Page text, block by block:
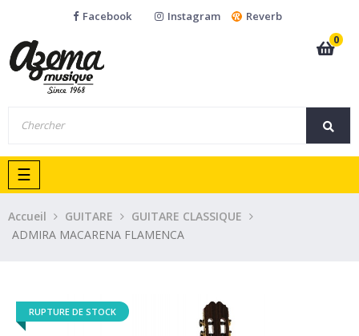
Facebook Instagram
Reverb
0
Basculer
la
navigation
☰
Accueil GUITARE
GUITARE CLASSIQUE
ADMIRA MACARENA FLAMENCA
RUPTURE DE STOCK